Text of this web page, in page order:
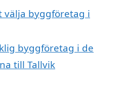
välja byggföretag i
byggföretag i de
till Tallvik